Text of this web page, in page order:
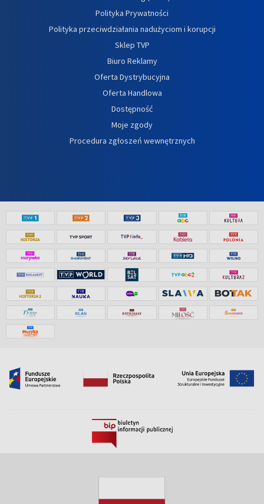
Polityka Prywatności
Polityka przeciwdziałania nadużyciom i korupcji
Sklep TVP
Biuro Reklamy
Oferta Dystrybucyjna
Oferta Handlowa
Dostępność
Moje zgody
Procedura zgłoszeń wewnętrznych